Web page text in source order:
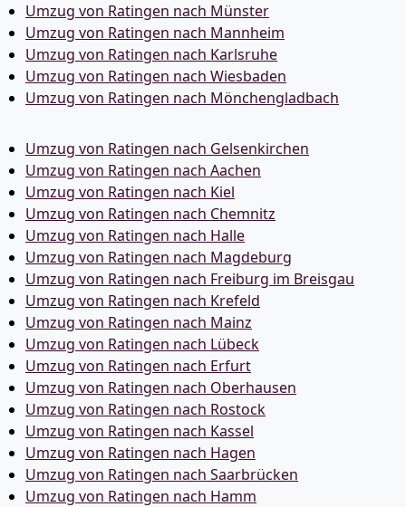
Umzug von Ratingen nach Münster
Umzug von Ratingen nach Mannheim
Umzug von Ratingen nach Karlsruhe
Umzug von Ratingen nach Wiesbaden
Umzug von Ratingen nach Mönchen­gladbach
Umzug von Ratingen nach Gelsenkirchen
Umzug von Ratingen nach Aachen
Umzug von Ratingen nach Kiel
Umzug von Ratingen nach Chemnitz
Umzug von Ratingen nach Halle
Umzug von Ratingen nach Magdeburg
Umzug von Ratingen nach Freiburg im Breisgau
Umzug von Ratingen nach Krefeld
Umzug von Ratingen nach Mainz
Umzug von Ratingen nach Lübeck
Umzug von Ratingen nach Erfurt
Umzug von Ratingen nach Oberhausen
Umzug von Ratingen nach Rostock
Umzug von Ratingen nach Kassel
Umzug von Ratingen nach Hagen
Umzug von Ratingen nach Saarbrücken
Umzug von Ratingen nach Hamm